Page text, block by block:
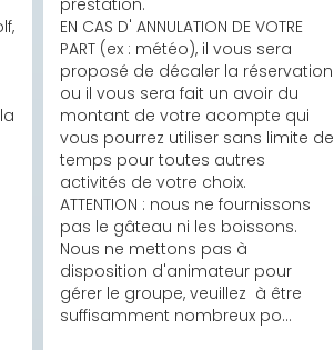
prestation.
EN CAS D' ANNULATION DE VOTRE
PART (ex : météo), il vous sera
proposé de décaler la réservation
ou il vous sera fait un avoir du
montant de votre acompte qui
vous pourrez utiliser sans limite de
temps pour toutes autres
activités de votre choix.
ATTENTION : nous ne fournissons
pas le gâteau ni les boissons.
Nous ne mettons pas à
disposition d'animateur pour
gérer le groupe, veuillez  à être
suffisamment nombreux po...